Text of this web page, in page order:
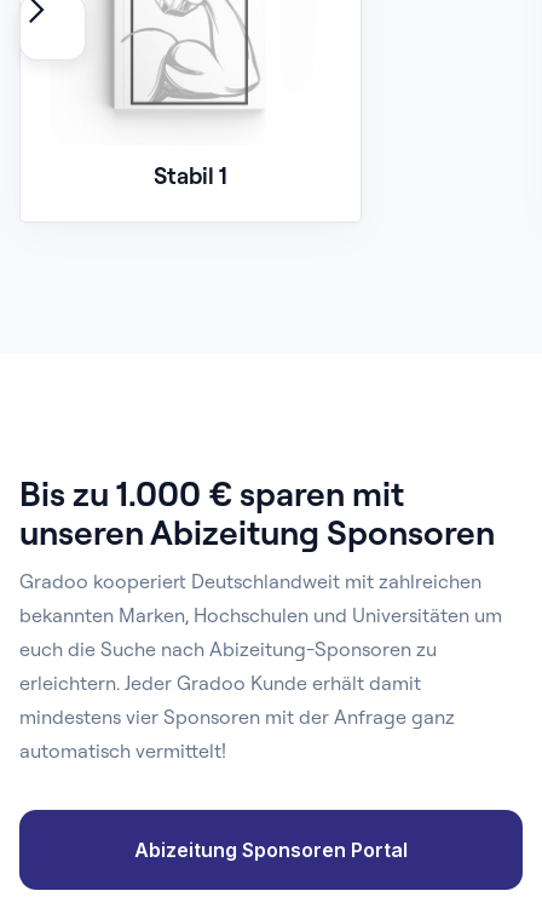
Stabil 1
Bis zu 1.000 € sparen mit
unseren Abizeitung Sponsoren
Gradoo kooperiert Deutschlandweit mit zahlreichen
bekannten Marken, Hochschulen und Universitäten um
euch die Suche nach Abizeitung-Sponsoren zu
erleichtern. Jeder Gradoo Kunde erhält damit
mindestens vier Sponsoren mit der Anfrage ganz
automatisch vermittelt!
Abizeitung Sponsoren Portal